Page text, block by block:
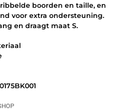
boorden en taille, en
voor extra ondersteuning.
en draagt maat S.